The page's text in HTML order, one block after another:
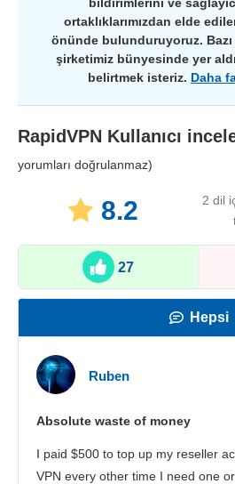
ortaklıklarımızdan elde
önünde bulunduruyoruz. Bazı
şirketimiz bünyesinde yer
belirtmek isteriz. Daha
RapidVPN Kullanıcı
yorumları doğrulanmaz)
8.2 2 dil
27
Hepsi
Güvenlik
Müşteri
Ruben
Absolute waste of money
I paid $500 to top up my reseller
VPN every other time I need one